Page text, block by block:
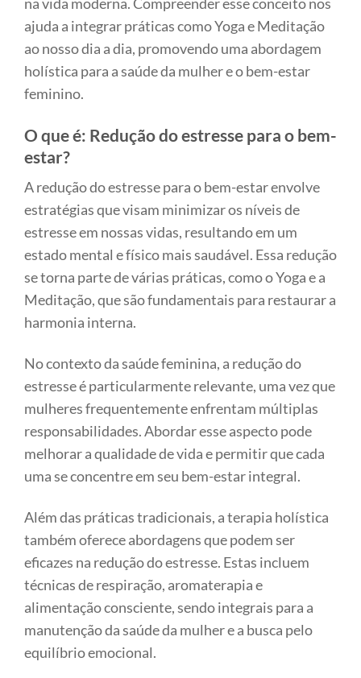
na vida moderna. Compreender esse conceito nos
ajuda a integrar práticas como Yoga e Meditação
ao nosso dia a dia, promovendo uma abordagem
holística para a saúde da mulher e o bem-estar
feminino.
O que é: Redução do estresse para o bem-
estar?
A redução do estresse para o bem-estar envolve
estratégias que visam minimizar os níveis de
estresse em nossas vidas, resultando em um
estado mental e físico mais saudável. Essa redução
se torna parte de várias práticas, como o Yoga e a
Meditação, que são fundamentais para restaurar a
harmonia interna.
No contexto da saúde feminina, a redução do
estresse é particularmente relevante, uma vez que
mulheres frequentemente enfrentam múltiplas
responsabilidades. Abordar esse aspecto pode
melhorar a qualidade de vida e permitir que cada
uma se concentre em seu bem-estar integral.
Além das práticas tradicionais, a terapia holística
também oferece abordagens que podem ser
eficazes na redução do estresse. Estas incluem
técnicas de respiração, aromaterapia e
alimentação consciente, sendo integrais para a
manutenção da saúde da mulher e a busca pelo
equilíbrio emocional.